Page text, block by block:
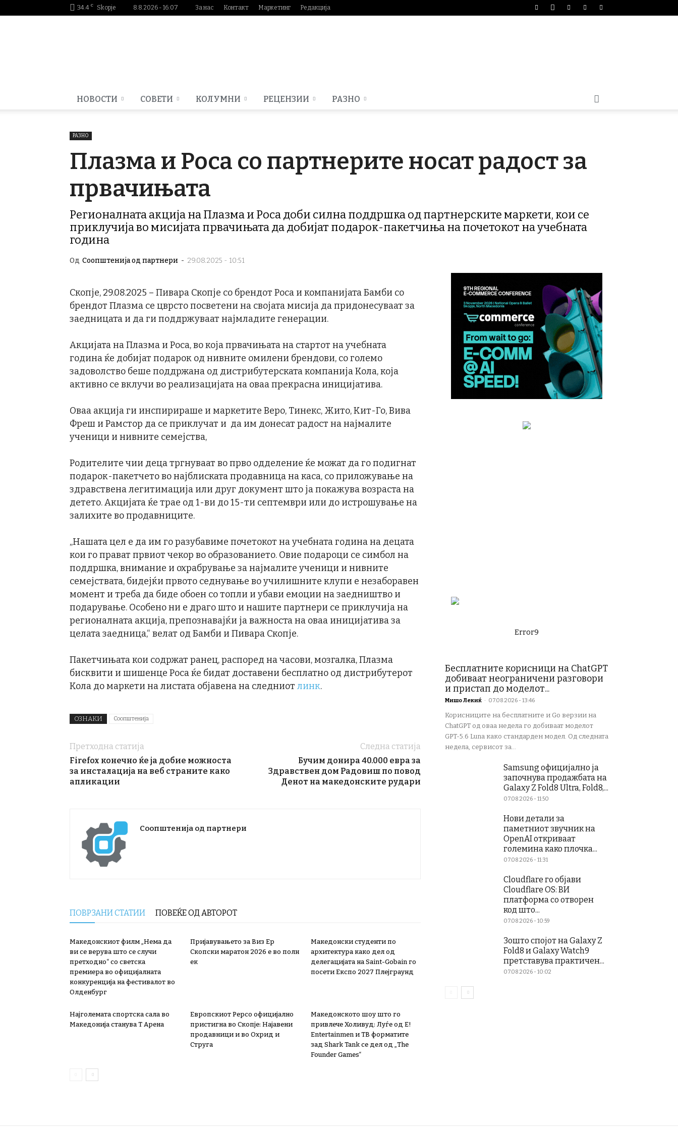
34.4 C Skopje 8.8.2026 - 16:07 За нас Контакт Маркетинг Редакција
НОВОСТИ СОВЕТИ КОЛУМНИ РЕЦЕНЗИИ РАЗНО
РАЗНО
Плазма и Роса со партнерите носат радост за
првачињата
Регионалната акција на Плазма и Роса доби силна поддршка од партнерските маркети, кои се
приклучија во мисијата првачињата да добијат подарок-пакетчиња на почетокот на учебната
година
Од Соопштенија од партнери - 29.08.2025 - 10:51
Скопје, 29.08.2025 – Пивара Скопје со брендот Роса и компанијата Бамби со
брендот Плазма се цврсто посветени на својата мисија да придонесуваат за
заедницата и да ги поддржуваат најмладите генерации.
Акцијата на Плазма и Роса, во која првачињата на стартот на учебната
година ќе добијат подарок од нивните омилени брендови, со големо
задоволство беше поддржана од дистрибутерската компанија Кола, која
активно се вклучи во реализацијата на оваа прекрасна иницијатива.
Оваа акција ги инспирираше и маркетите Веро, Тинекс, Жито, Кит-Го, Вива
Фреш и Рамстор да се приклучат и да им донесат радост на најмалите
ученици и нивните семејства,
Родителите чии деца тргнуваат во прво одделение ќе можат да го подигнат
подарок-пакетчето во најблиската продавница на каса, со приложување на
здравствена легитимација или друг документ што ја покажува возраста на
детето. Акцијата ќе трае од 1-ви до 15-ти септември или до истрошување на
залихите во продавниците.
„Нашата цел е да им го разубавиме почетокот на учебната година на децата
кои го прават првиот чекор во образованието. Овие подароци се симбол на
поддршка, внимание и охрабрување за најмалите ученици и нивните
семејствата, бидејќи првото седнување во училишните клупи е незаборавен
момент и треба да биде обоен со топли и убави емоции на заедништво и
подарување. Особено ни е драго што и нашите партнери се приклучија на
регионалната акција, препознавајќи ја важноста на оваа иницијатива за
целата заедница,“ велат од Бамби и Пивара Скопје.
Пакетчињата кои содржат ранец, распоред на часови, мозгалка, Плазма
бисквити и шишенце Роса ќе бидат доставени бесплатно од дистрибутерот
Кола до маркети на листата објавена на следниот линк.
ОЗНАКИ Соопштенија
Претходна статија
Firefox конечно ќе ја добие можноста
за инсталација на веб страните како
апликации
Следна статија
Бучим донира 40.000 евра за
Здравствен дом Радовиш по повод
Денот на македонските рудари
Соопштенија од партнери
ПОВРЗАНИ СТАТИИ ПОВЕЌЕ ОД АВТОРОТ
Македонскиот филм „Нема да
ви се верува што се случи
претходно“ со светска
премиера во официјалната
конкуренција на фестивалот во
Олденбург
Пријавувањето за Виз Ер
Скопски маратон 2026 е во полн
ек
Македонски студенти по
архитектура како дел од
делегацијата на Saint-Gobain го
посети Експо 2027 Плејграунд
Најголемата спортска сала во
Македонија станува Т Арена
Европскиот Pepco официјално
пристигна во Скопје: Најавени
продавници и во Охрид и
Струга
Македонското шоу што го
привлече Холивуд: Луѓе од E!
Entertainmen и ТВ форматите
зад Shark Tank се дел од „The
Founder Games“
Error9
Бесплатните корисници на ChatGPT
добиваат неограничени разговори
и пристап до моделот...
Мишо Лекиќ - 07.08.2026 - 13:46
Корисниците на бесплатните и Go верзии на
ChatGPT од оваа недела го добиваат моделот
GPT-5.6 Luna како стандарден модел. Од следната
недела, сервисот за...
Samsung официјално ја
започнува продажбата на
Galaxy Z Fold8 Ultra, Fold8,...
07.08.2026 - 11:50
Нови детали за
паметниот звучник на
OpenAI откриваат
големина како плочка...
07.08.2026 - 11:31
Cloudflare го објави
Cloudflare OS: ВИ
платформа со отворен
код што...
07.08.2026 - 10:59
Зошто спојот на Galaxy Z
Fold8 и Galaxy Watch9
претставува практичен...
07.08.2026 - 10:02